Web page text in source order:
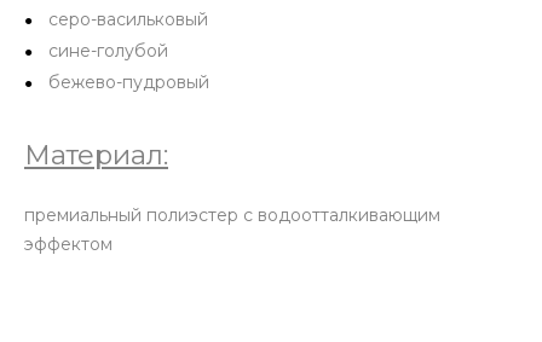
серо-васильковый
сине-голубой
бежево-пудровый
Материал:
премиальный полиэстер с водоотталкивающим
эффектом